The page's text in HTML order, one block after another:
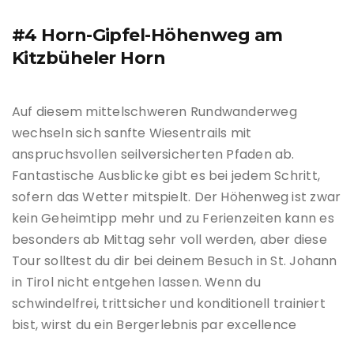
#4 Horn-Gipfel-Höhenweg am
Kitzbüheler Horn
Auf diesem mittelschweren Rundwanderweg
wechseln sich sanfte Wiesentrails mit
anspruchsvollen seilversicherten Pfaden ab.
Fantastische Ausblicke gibt es bei jedem Schritt,
sofern das Wetter mitspielt. Der Höhenweg ist zwar
kein Geheimtipp mehr und zu Ferienzeiten kann es
besonders ab Mittag sehr voll werden, aber diese
Tour solltest du dir bei deinem Besuch in St. Johann
in Tirol nicht entgehen lassen. Wenn du
schwindelfrei, trittsicher und konditionell trainiert
bist, wirst du ein Bergerlebnis par excellence